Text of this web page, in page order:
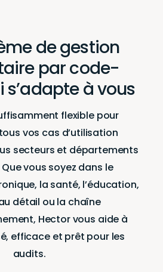
de gestion
par code-
s’adapte à vous
flexible pour
vos cas d’utilisation
secteurs et départements
vous soyez dans le
la santé, l’éducation,
détail ou la chaîne
Hector vous aide à
efficace et prêt pour les
audits.